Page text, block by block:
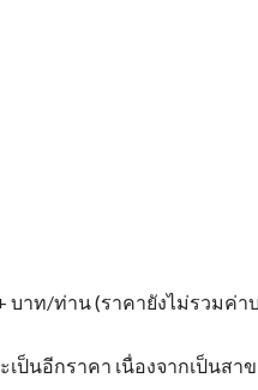
บาท/ท่าน (ราคายังไม่รวมค่า
ป็นอีกราคา เนื่องจากเป็นสา